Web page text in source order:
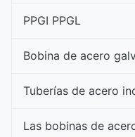
PPGI PPGL
Bobina de acero
Tuberías de acero
Las bobinas de